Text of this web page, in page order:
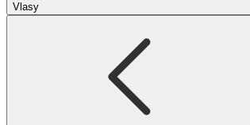
Vlasy